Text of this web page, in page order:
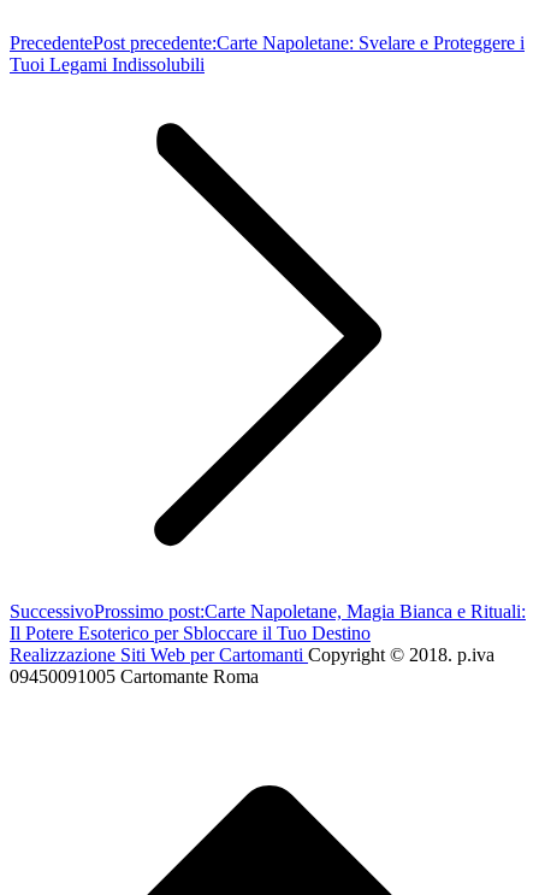
PrecedentePost precedente:Carte Napoletane: Svelare e Proteggere i
Tuoi Legami Indissolubili
SuccessivoProssimo post:Carte Napoletane, Magia Bianca e Rituali:
Il Potere Esoterico per Sbloccare il Tuo Destino
Realizzazione Siti Web per Cartomanti Copyright © 2018. p.iva
09450091005 Cartomante Roma